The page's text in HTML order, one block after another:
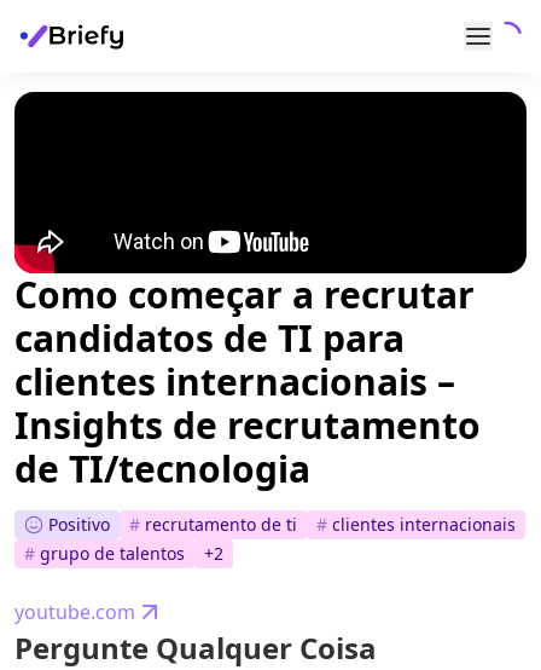
Como começar a recrutar
candidatos de TI para
clientes internacionais –
Insights de recrutamento
de TI/tecnologia
Positivo # recrutamento de ti # clientes internacionais
# grupo de talentos +2
youtube.com
Pergunte Qualquer Coisa